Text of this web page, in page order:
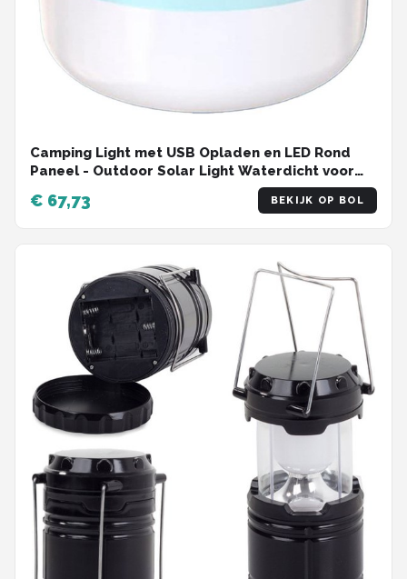
Camping Light met USB Opladen en LED Rond
Paneel - Outdoor Solar Light Waterdicht voor
€ 67,73 BEKIJK OP BOL